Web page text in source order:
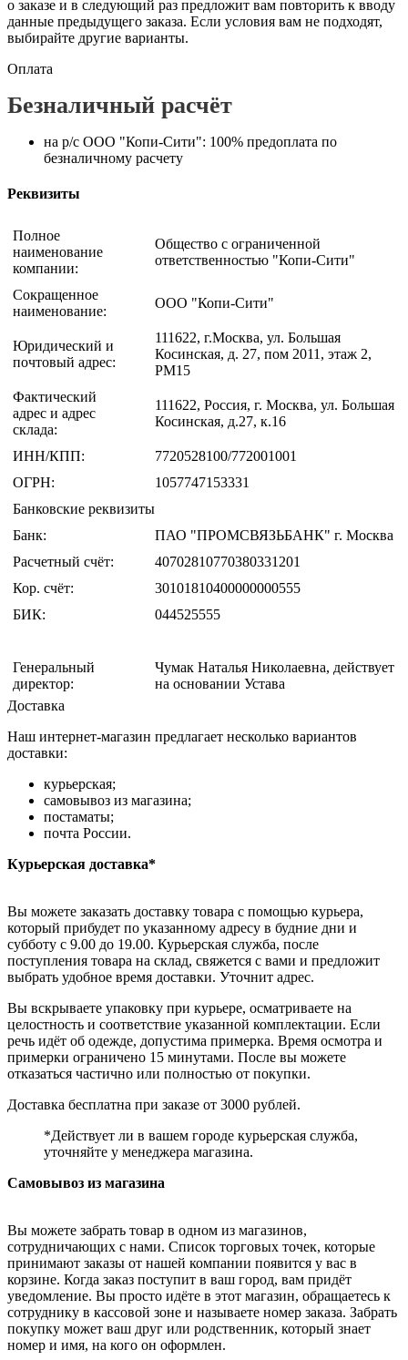
о заказе и в следующий раз предложит вам повторить к вводу
данные предыдущего заказа. Если условия вам не подходят,
выбирайте другие варианты.
Оплата
Безналичный расчёт
на р/с ООО "Копи-Сити": 100% предоплата по
безналичному расчету
Реквизиты
Полное
наименование
компании:
Общество с ограниченной
ответственностью "Копи-Сити"
Сокращенное
наименование:
ООО "Копи-Сити"
Юридический и
почтовый адрес:
111622, г.Москва, ул. Большая
Косинская, д. 27, пом 2011, этаж 2,
РМ15
Фактический
адрес и адрес
склада:
111622, Россия, г. Москва, ул. Большая
Косинская, д.27, к.16
ИНН/КПП:
7720528100/772001001
ОГРН:
1057747153331
Банковские реквизиты
Банк:
ПАО "ПРОМСВЯЗЬБАНК" г. Москва
Расчетный счёт:
40702810770380331201
Кор. счёт:
30101810400000000555
БИК:
044525555
Генеральный
директор:
Чумак Наталья Николаевна, действует
на основании Устава
Доставка
Наш интернет-магазин предлагает несколько вариантов
доставки:
курьерская;
самовывоз из магазина;
постаматы;
почта России.
Курьерская доставка*
Вы можете заказать доставку товара с помощью курьера,
который прибудет по указанному адресу в будние дни и
субботу с 9.00 до 19.00. Курьерская служба, после
поступления товара на склад, свяжется с вами и предложит
выбрать удобное время доставки. Уточнит адрес.
Вы вскрываете упаковку при курьере, осматриваете на
целостность и соответствие указанной комплектации. Если
речь идёт об одежде, допустима примерка. Время осмотра и
примерки ограничено 15 минутами. После вы можете
отказаться частично или полностью от покупки.
Доставка бесплатна при заказе от 3000 рублей.
*Действует ли в вашем городе курьерская служба,
уточняйте у менеджера магазина.
Самовывоз из магазина
Вы можете забрать товар в одном из магазинов,
сотрудничающих с нами. Список торговых точек, которые
принимают заказы от нашей компании появится у вас в
корзине. Когда заказ поступит в ваш город, вам придёт
уведомление. Вы просто идёте в этот магазин, обращаетесь к
сотруднику в кассовой зоне и называете номер заказа. Забрать
покупку может ваш друг или родственник, который знает
номер и имя, на кого он оформлен.